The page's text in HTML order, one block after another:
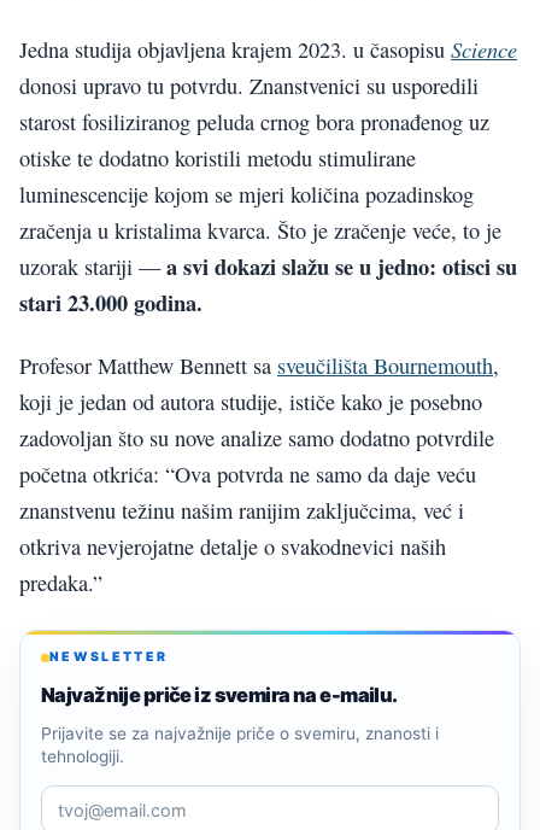
Jedna studija objavljena krajem 2023. u časopisu Science
donosi upravo tu potvrdu. Znanstvenici su usporedili
starost fosiliziranog peluda crnog bora pronađenog uz
otiske te dodatno koristili metodu stimulirane
luminescencije kojom se mjeri količina pozadinskog
zračenja u kristalima kvarca. Što je zračenje veće, to je
uzorak stariji —a svi dokazi slažu se u jedno: otisci su
stari 23.000 godina.
Profesor Matthew Bennett sa sveučilišta Bournemouth,
koji je jedan od autora studije, ističe kako je posebno
zadovoljan što su nove analize samo dodatno potvrdile
početna otkrića: “Ova potvrda ne samo da daje veću
znanstvenu težinu našim ranijim zaključcima, već i
otkriva nevjerojatne detalje o svakodnevici naših
predaka.”
NEWSLETTER
Najvažnije priče iz svemira na e-mailu.
Prijavite se za najvažnije priče o svemiru, znanosti i
tehnologiji.